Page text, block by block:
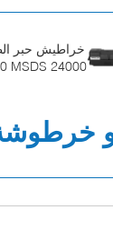
MSDS 24000
خرطوشة